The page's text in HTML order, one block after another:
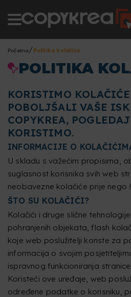
Početna Politika kolačića
POLITIKA
KORISTIMO
POBOLJŠALI VAŠE
COPYKREA,
KORISTIMO.
INFORMACIJE O
U skladu s važećim propisima,
suglasnost korisnika svih web
neobavezne kolačiće prije nego
ŠTO SU KOLAČIĆI?
Kolačići i druge slične
pohranjenih objekata, flash
koje web poslužitelji koriste za
informacija o svojim
ispravnog funkcioniranja
Koristeći ove uređaje, web
određene podatke o korisniku,